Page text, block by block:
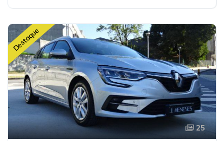
Destaque
25